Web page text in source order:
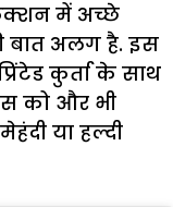
में अच्छे
बात अलग है. इस
कुर्ता के साथ
को और भी
या हल्दी